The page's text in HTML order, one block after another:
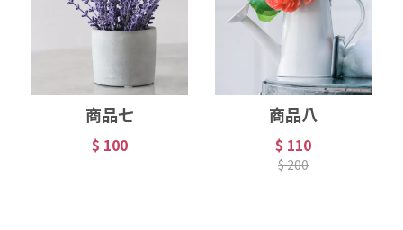
商品七
$ 100
商品八
$ 110
$ 200